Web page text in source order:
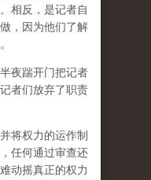
相反，是记者自
，因为他们了解
夜踹开门把记者
者们放弃了职责
将权力的运作制
任何通过审查还
动摇真正的权力